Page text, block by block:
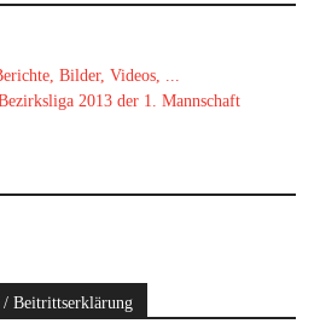
Bilder, Videos, ...
2013 der 1. Mannschaft
/ Beitrittserklärung